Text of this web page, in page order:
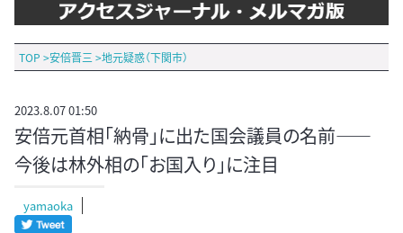
TOP >安倍晋三 >地元疑惑（下関市）
2023.8.07 01:50
安倍元首相「納骨」に出た国会議員の名前――
今後は林外相の「お国入り」に注目
yamaoka